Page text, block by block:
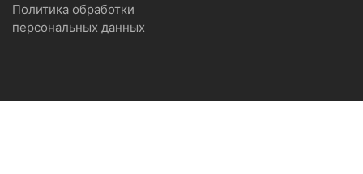
Политика обработки
персональных данных